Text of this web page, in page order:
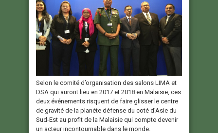
Selon le comité d’organisation des salons LIMA et
DSA qui auront lieu en 2017 et 2018 en Malaisie, ces
deux événements risquent de faire glisser le centre
de gravité de la planète défense du coté d’Asie du
Sud-Est au profit de la Malaisie qui compte devenir
un acteur incontournable dans le monde.